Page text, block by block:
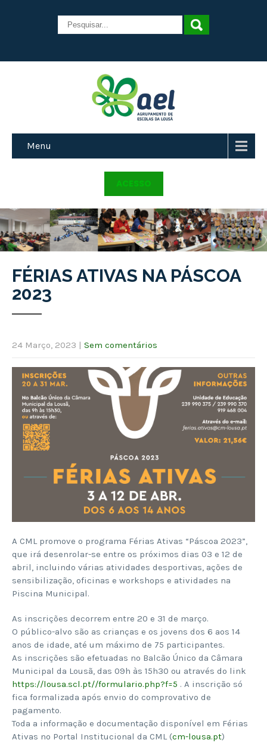
Menu
ACESSO
FÉRIAS ATIVAS NA PÁSCOA
2023
24 Março, 2023 | Sem comentários
A CML promove o programa Férias Ativas “Páscoa 2023”,
que irá desenrolar-se entre os próximos dias 03 e 12 de
abril, incluindo várias atividades desportivas, ações de
sensibilização, oficinas e workshops e atividades na
Piscina Municipal.
As inscrições decorrem entre 20 e 31 de março.
O público-alvo são as crianças e os jovens dos 6 aos 14
anos de idade, até um máximo de 75 participantes.
As inscrições são efetuadas no Balcão Único da Câmara
Municipal da Lousã, das 09h às 15h30 ou através do link
https://lousa.scl.pt//formulario.php?f=5 . A inscrição só
fica formalizada após envio do comprovativo de
pagamento.
Toda a informação e documentação disponível em Férias
Ativas no Portal Institucional da CML (cm-lousa.pt)